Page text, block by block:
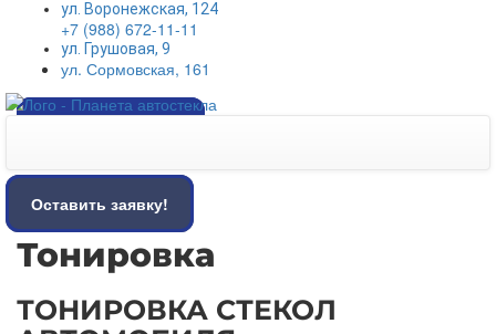
ул. Воронежская, 124
+7 (988) 672-11-11
ул. Грушовая, 9
ул. Сормовская, 161
Оставить заявку!
Тонировка
ТОНИРОВКА СТЕКОЛ